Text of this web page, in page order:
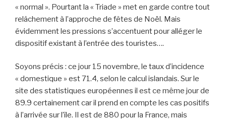
« normal ». Pourtant la « Triade » met en garde contre tout
relâchement à l’approche de fêtes de Noël. Mais
évidemment les pressions s’accentuent pour alléger le
dispositif existant à l’entrée des touristes….
Soyons précis : ce jour 15 novembre, le taux d’incidence
« domestique » est 71.4, selon le calcul islandais. Sur le
site des statistiques européennes il est ce même jour de
89.9 certainement car il prend en compte les cas positifs
à l’arrivée sur l’île. Il est de 880 pour la France, mais